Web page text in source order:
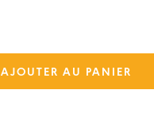
AJOUTER AU PANIER